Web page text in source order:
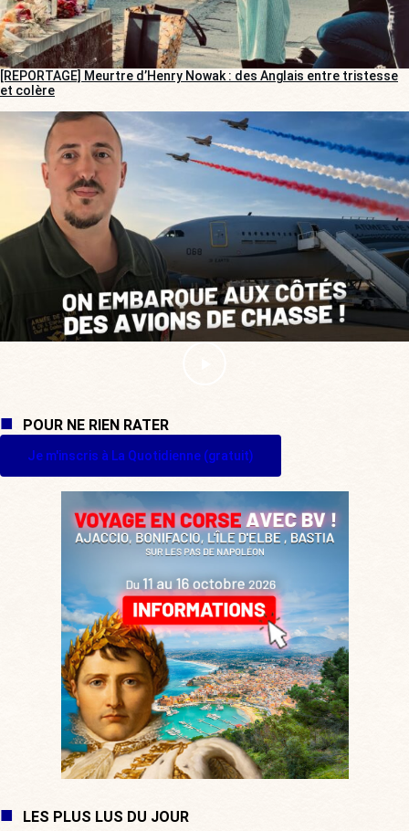
[REPORTAGE] Meurtre d’Henry Nowak : des Anglais entre tristesse
et colère
POUR NE RIEN RATER
Je m'inscris à La Quotidienne (gratuit)
LES PLUS LUS DU JOUR